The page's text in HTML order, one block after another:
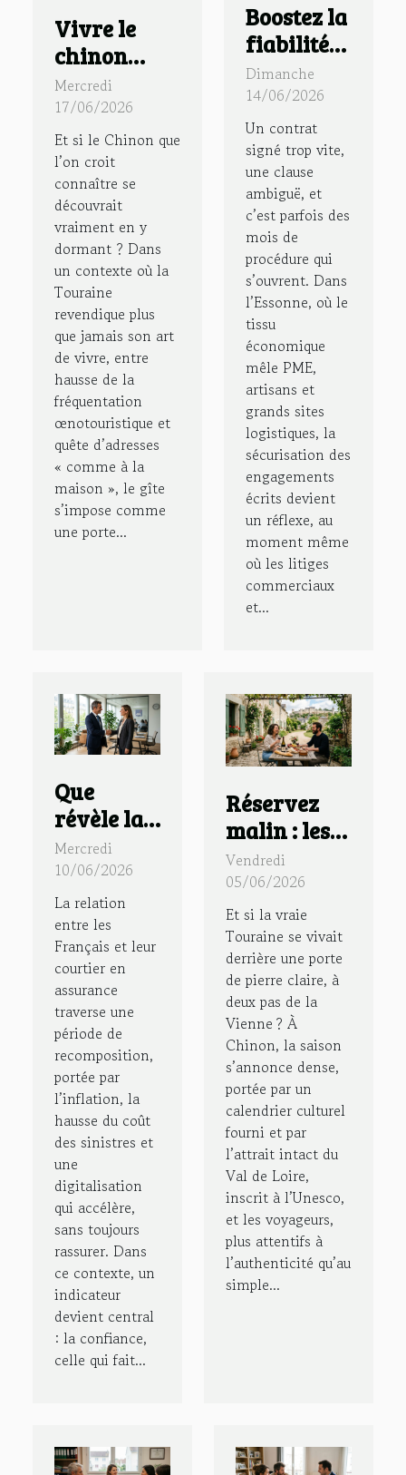
Vivre le
chinon
authentique
: immersion
dans un
gîte à
chinon au
cœur des
vignes
Mercredi
17/06/2026
Et si le Chinon que
l’on croit
connaître se
découvrait
vraiment en y
dormant ? Dans
un contexte où la
Touraine
revendique plus
que jamais son art
de vivre, entre
hausse de la
fréquentation
œnotouristique et
quête d’adresses
« comme à la
maison », le gîte
s’impose comme
une porte...
Boostez la
fiabilité
de vos
contrats
avec un
huissier
de justice
dans le 91
Dimanche
14/06/2026
Un contrat
signé trop vite,
une clause
ambiguë, et
c’est parfois des
mois de
procédure qui
s’ouvrent. Dans
l’Essonne, où le
tissu
économique
mêle PME,
artisans et
grands sites
logistiques, la
sécurisation des
engagements
écrits devient
un réflexe, au
moment même
où les litiges
commerciaux
et...
Que
révèle la
confiance
des
Français
envers
leur
courtier
en
assurance
?
Mercredi
10/06/2026
La relation
entre les
Français et leur
courtier en
assurance
traverse une
période de
recomposition,
portée par
l’inflation, la
hausse du coût
des sinistres et
une
digitalisation
qui accélère,
sans toujours
rassurer. Dans
ce contexte, un
indicateur
devient central
: la confiance,
celle qui fait...
Réservez
malin : les
secrets d’un
séjour
authentique
en gîte à
Chinon
Vendredi
05/06/2026
Et si la vraie
Touraine se vivait
derrière une porte
de pierre claire, à
deux pas de la
Vienne ? À
Chinon, la saison
s’annonce dense,
portée par un
calendrier culturel
fourni et par
l’attrait intact du
Val de Loire,
inscrit à l’Unesco,
et les voyageurs,
plus attentifs à
l’authenticité qu’au
simple...